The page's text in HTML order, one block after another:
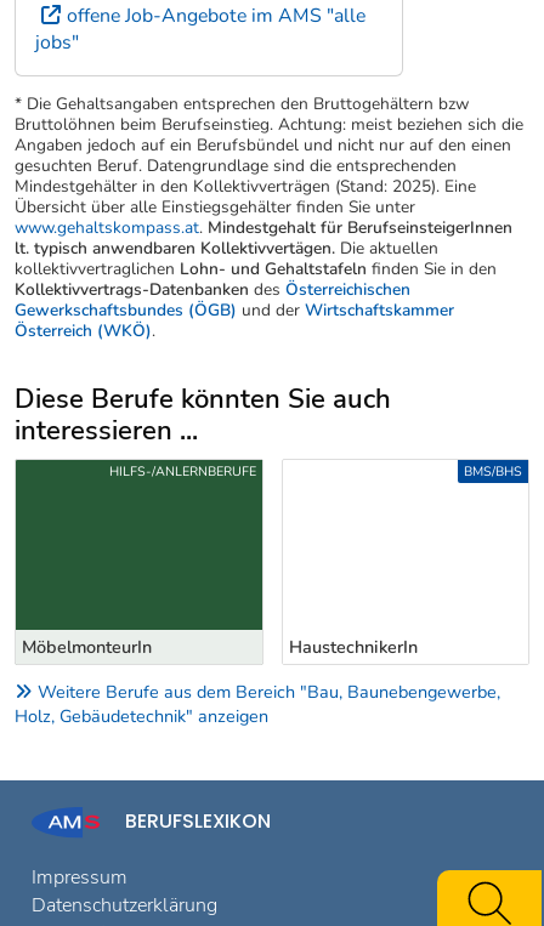
offene Job-Angebote im AMS "alle
jobs"
* Die Gehaltsangaben entsprechen den Bruttogehältern bzw
Bruttolöhnen beim Berufseinstieg. Achtung: meist beziehen sich die
Angaben jedoch auf ein Berufsbündel und nicht nur auf den einen
gesuchten Beruf. Datengrundlage sind die entsprechenden
Mindestgehälter in den Kollektivverträgen (Stand: 2025). Eine
Übersicht über alle Einstiegsgehälter finden Sie unter
www.gehaltskompass.at. Mindestgehalt für BerufseinsteigerInnen
lt. typisch anwendbaren Kollektivvertägen. Die aktuellen
kollektivvertraglichen Lohn- und Gehaltstafeln finden Sie in den
Kollektivvertrags-Datenbanken des Österreichischen
Gewerkschaftsbundes (ÖGB) und der Wirtschaftskammer
Österreich (WKÖ).
Diese Berufe könnten Sie auch
interessieren ...
Uber weitere Berufsvorschläge
MöbelmonteurIn
HILFS-/ANLERNBERUFE
HaustechnikerIn
BMS/BHS
Weitere Berufe aus dem Bereich "Bau, Baunebengewerbe,
Holz, Gebäudetechnik" anzeigen
BERUFSLEXIKON
Impressum
Datenschutzerklärung